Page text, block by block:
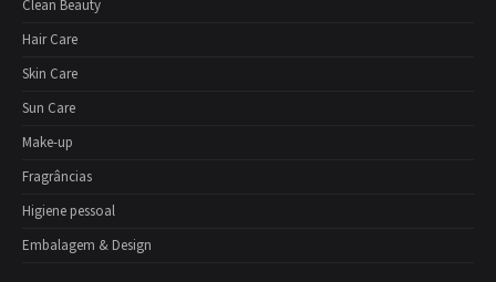
Clean Beauty
Hair Care
Skin Care
Sun Care
Make-up
Fragrâncias
Higiene pessoal
Embalagem & Design